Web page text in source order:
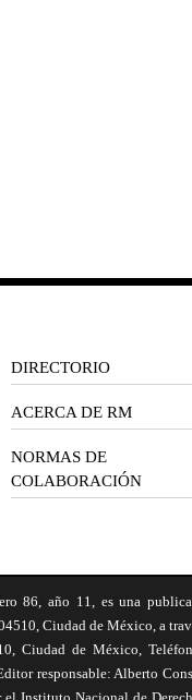
DIRECTORIO
ACERCA DE RM
NORMAS DE
COLABORACIÓN
86, año 11, es una
Ciudad de México, a
Ciudad de México,
responsable: Alberto